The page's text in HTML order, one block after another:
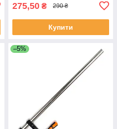
275,50 ₴ 290 ₴
Купити
–5%